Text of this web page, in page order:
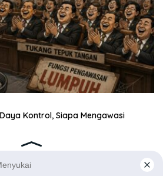
Kontrol, Siapa Mengawasi